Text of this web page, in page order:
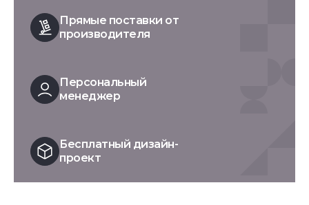
Прямые поставки от
производителя
Персональный
менеджер
Бесплатный дизайн-
проект